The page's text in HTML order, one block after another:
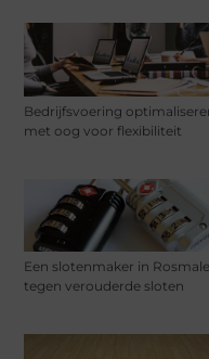
Bedrijfsvoering
met oog voor flexibiliteit
Een slotenmaker in
tegen verouderde sloten